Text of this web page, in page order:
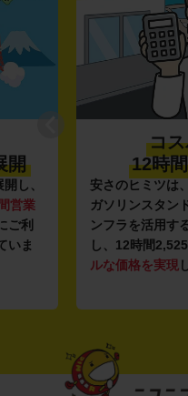
コスパ最強！
12時間 2,525円〜
ミツは、 ムダのない仕組み。
スタンドや整備工場の既存イ
活用することでコストを削減
間2,525円～というリーズナブ
しています。